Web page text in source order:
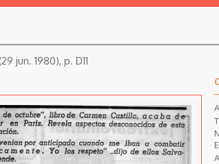
jun. 1980), p. D11